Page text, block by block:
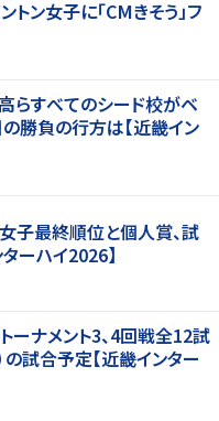
ン女子に「CMきそう」フ
らすべてのシード校がベ
勝負の行方は【近畿イン
最終順位と個人賞、試
ーハイ2026】
ーナメント3、4回戦全12試
試合予定【近畿インター